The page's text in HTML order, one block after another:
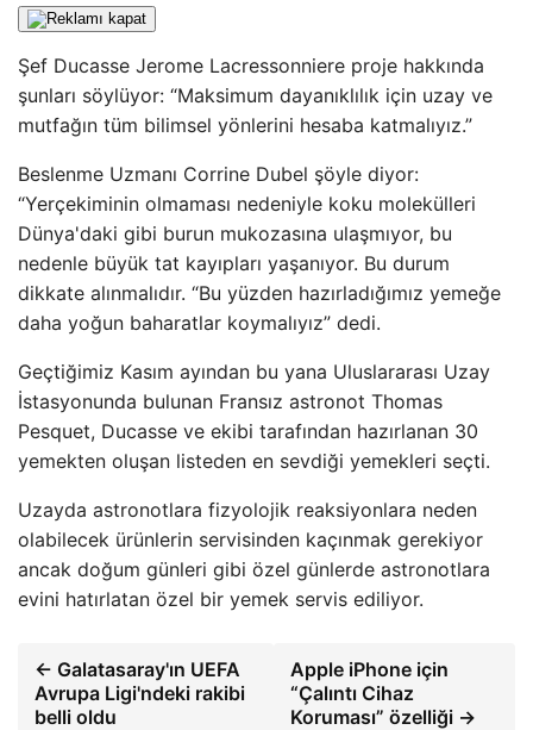
Şef Ducasse Jerome Lacressonniere proje hakkında
şunları söylüyor: “Maksimum dayanıklılık için uzay ve
mutfağın tüm bilimsel yönlerini hesaba katmalıyız.”
Beslenme Uzmanı Corrine Dubel şöyle diyor:
“Yerçekiminin olmaması nedeniyle koku molekülleri
Dünya'daki gibi burun mukozasına ulaşmıyor, bu
nedenle büyük tat kayıpları yaşanıyor. Bu durum
dikkate alınmalıdır. “Bu yüzden hazırladığımız yemeğe
daha yoğun baharatlar koymalıyız” dedi.
Geçtiğimiz Kasım ayından bu yana Uluslararası Uzay
İstasyonunda bulunan Fransız astronot Thomas
Pesquet, Ducasse ve ekibi tarafından hazırlanan 30
yemekten oluşan listeden en sevdiği yemekleri seçti.
Uzayda astronotlara fizyolojik reaksiyonlara neden
olabilecek ürünlerin servisinden kaçınmak gerekiyor
ancak doğum günleri gibi özel günlerde astronotlara
evini hatırlatan özel bir yemek servis ediliyor.
← Galatasaray'ın UEFA
Avrupa Ligi'ndeki rakibi
belli oldu
Apple iPhone için
“Çalıntı Cihaz
Koruması” özelliği →